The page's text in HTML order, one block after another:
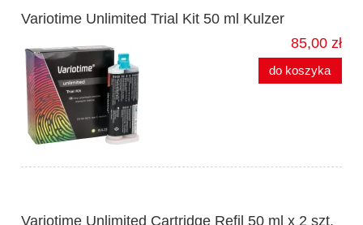
Variotime Unlimited Trial Kit 50 ml Kulzer
85,00 zł
do koszyka
Variotime Unlimited Cartridge Refil 50 ml x 2 szt.